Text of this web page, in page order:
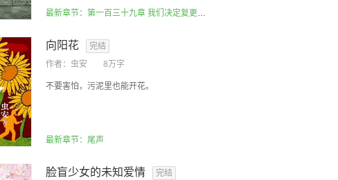
最新章节：第一百三十九章 我们决定复更啦！
向阳花
完结
作者： 虫安 8万字
不要害怕，污泥里也能开花。
最新章节：尾声
脸盲少女的未知爱情
完结